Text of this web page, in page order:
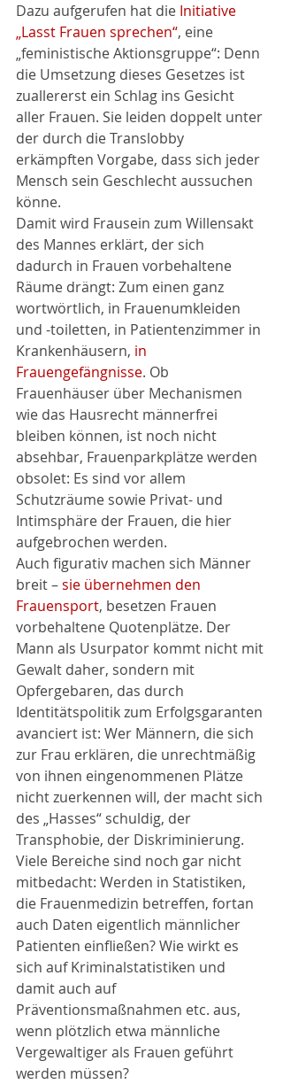
Dazu aufgerufen hat die Initiative
„Lasst Frauen sprechen“, eine
„feministische Aktionsgruppe“: Denn
die Umsetzung dieses Gesetzes ist
zuallererst ein Schlag ins Gesicht
aller Frauen. Sie leiden doppelt unter
der durch die Translobby
erkämpften Vorgabe, dass sich jeder
Mensch sein Geschlecht aussuchen
könne.
Damit wird Frausein zum Willensakt
des Mannes erklärt, der sich
dadurch in Frauen vorbehaltene
Räume drängt: Zum einen ganz
wortwörtlich, in Frauenumkleiden
und -toiletten, in Patientenzimmer in
Krankenhäusern, in
Frauengefängnisse. Ob
Frauenhäuser über Mechanismen
wie das Hausrecht männerfrei
bleiben können, ist noch nicht
absehbar, Frauenparkplätze werden
obsolet: Es sind vor allem
Schutzräume sowie Privat- und
Intimsphäre der Frauen, die hier
aufgebrochen werden.
Auch figurativ machen sich Männer
breit – sie übernehmen den
Frauensport, besetzen Frauen
vorbehaltene Quotenplätze. Der
Mann als Usurpator kommt nicht mit
Gewalt daher, sondern mit
Opfergebaren, das durch
Identitätspolitik zum Erfolgsgaranten
avanciert ist: Wer Männern, die sich
zur Frau erklären, die unrechtmäßig
von ihnen eingenommenen Plätze
nicht zuerkennen will, der macht sich
des „Hasses“ schuldig, der
Transphobie, der Diskriminierung.
Viele Bereiche sind noch gar nicht
mitbedacht: Werden in Statistiken,
die Frauenmedizin betreffen, fortan
auch Daten eigentlich männlicher
Patienten einfließen? Wie wirkt es
sich auf Kriminalstatistiken und
damit auch auf
Präventionsmaßnahmen etc. aus,
wenn plötzlich etwa männliche
Vergewaltiger als Frauen geführt
werden müssen?